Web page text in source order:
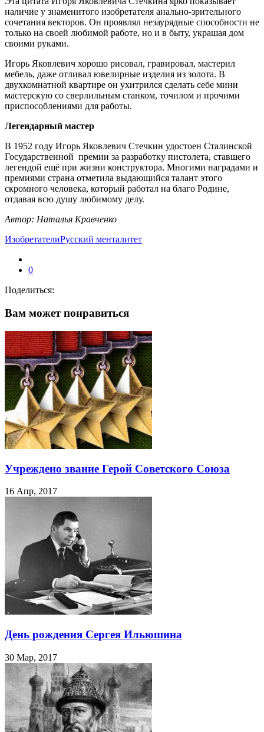
наличие у знаменитого изобретателя анально-зрительного
сочетания векторов. Он проявлял незаурядные способности не
только на своей любимой работе, но и в быту, украшая дом
своими руками.
Игорь Яковлевич хорошо рисовал, гравировал, мастерил
мебель, даже отливал ювелирные изделия из золота. В
двухкомнатной квартире он ухитрился сделать себе мини
мастерскую со сверлильным станком, точилом и прочими
приспособлениями для работы.
Легендарный мастер
В 1952 году Игорь Яковлевич Стечкин удостоен Сталинской
Государственной премии за разработку пистолета, ставшего
легендой ещё при жизни конструктора. Многими наградами и
премиями страна отметила выдающийся талант этого
скромного человека, который работал на благо Родине,
отдавая всю душу любимому делу.
Автор: Наталья Кравченко
ИзобретателиРусский менталитет
0
Поделиться:
Вам может понравиться
Учреждено звание Герой Советского Союза
16 Апр, 2017
День рождения Сергея Ильюшина
30 Мар, 2017